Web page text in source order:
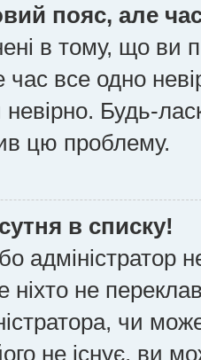
пояс, але
в тому, що ви
час все одно
Будь-
цю проблему.
в списку!
адміністратор
ніхто не
чи
не існує, ви